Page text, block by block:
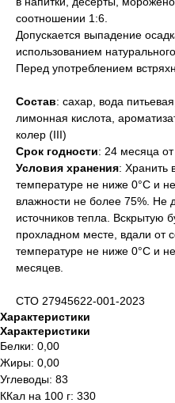
соотношении 1:6.
Допускается выпадение
использованием
Перед употреблением
Состав: сахар, вода
лимонная кислота,
колер (III)
Срок годности: 24 месяца
Условия хранения: Хранить
температуре не ниже 0°С и
влажности не более 75%. Не
источников тепла. Вскрытую
прохладном месте, вдали от
температуре не ниже 0°С и
месяцев.
СТО 27945622-001-2023
Характеристики
Характеристики
Белки: 0,00
Жиры: 0,00
Углеводы: 83
ККал на 100 г: 330